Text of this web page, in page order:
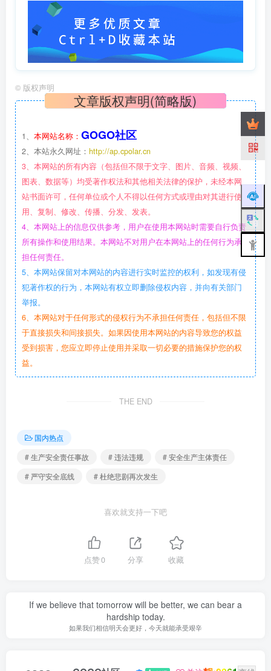
© 版权声明
文章版权声明(简略版)
1、 本网站名称： GOGO社区
2、本站永久网址： http://ap.cpolar.cn
3、本网站的所有内容（包括但不限于文字、图片、音频、视频、
图表、数据等）均受著作权法和其他相关法律的保护，未经本网
站书面许可，任何单位或个人不得以任何方式或理由对其进行使
用、复制、修改、传播、分发、发表。
4、本网站上的信息仅供参考，用户在使用本网站时需要自行负责
所有操作和使用结果。本网站不对用户在本网站上的任何行为承
担任何责任。
5、本网站保留对本网站的内容进行实时监控的权利，如发现有侵
犯著作权的行为，本网站有权立即删除侵权内容，并向有关部门
举报。
6、本网站对于任何形式的侵权行为不承担任何责任，包括但不限
于直接损失和间接损失。如果因使用本网站的内容导致您的权益
受到损害，您应立即停止使用并采取一切必要的措施保护您的权
益。
THE END
国内热点
# 生产安全责任事故
# 违法违规
# 安全生产主体责任
# 严守安全底线
# 杜绝悲剧再次发生
喜欢就支持一下吧
点赞0 分享 收藏
If we believe that tomorrow will be better, we can bear a
hardship today.
如果我们相信明天会更好，今天就能承受艰辛